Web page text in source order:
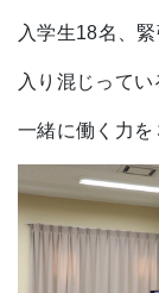
入学生18名、
入り混じってい
一緒に働く力を